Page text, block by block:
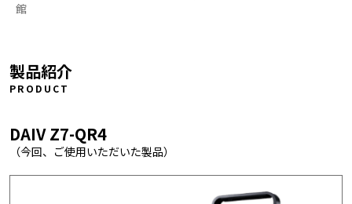
館
製品紹介
PRODUCT
DAIV Z7-QR4
（今回、ご使用いただいた製品）